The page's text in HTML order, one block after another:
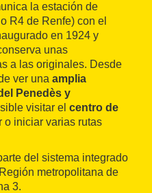
la estación de
R4 de Renfe) con el
en 1924 y
unas
a las originales. Desde
ver una amplia
Penedès y
visitar el centro de
o iniciar varias rutas
del sistema integrado
metropolitana de
3.